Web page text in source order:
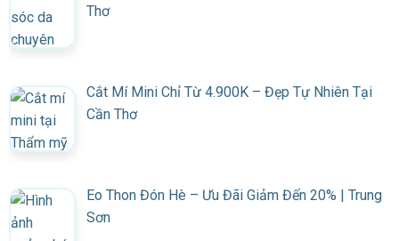
Thơ
Cắt Mí Mini Chỉ Từ 4.900K – Đẹp Tự Nhiên Tại
Cần Thơ
Eo Thon Đón Hè – Ưu Đãi Giảm Đến 20% | Trung
Sơn